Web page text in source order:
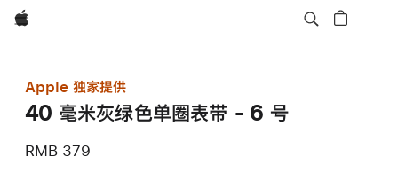
Apple
Apple 独家提供
40 毫米灰绿色单圈表带 - 6 号
RMB 379